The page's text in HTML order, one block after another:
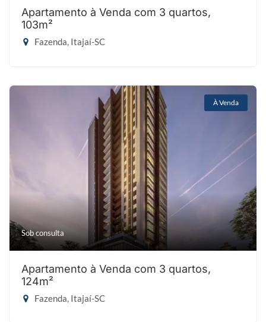
Apartamento à Venda com 3 quartos,
103m²
Fazenda, Itajaí-SC
À Venda
Sob consulta
Apartamento à Venda com 3 quartos,
124m²
Fazenda, Itajaí-SC